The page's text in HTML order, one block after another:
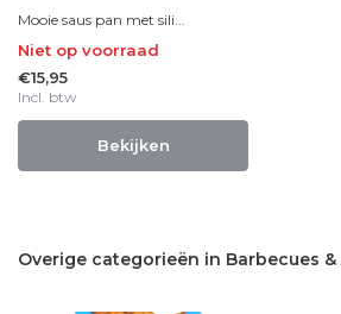
Mooie saus pan met sili...
Niet op voorraad
€15,95
Incl. btw
Bekijken
Overige categorieën in Barbecues